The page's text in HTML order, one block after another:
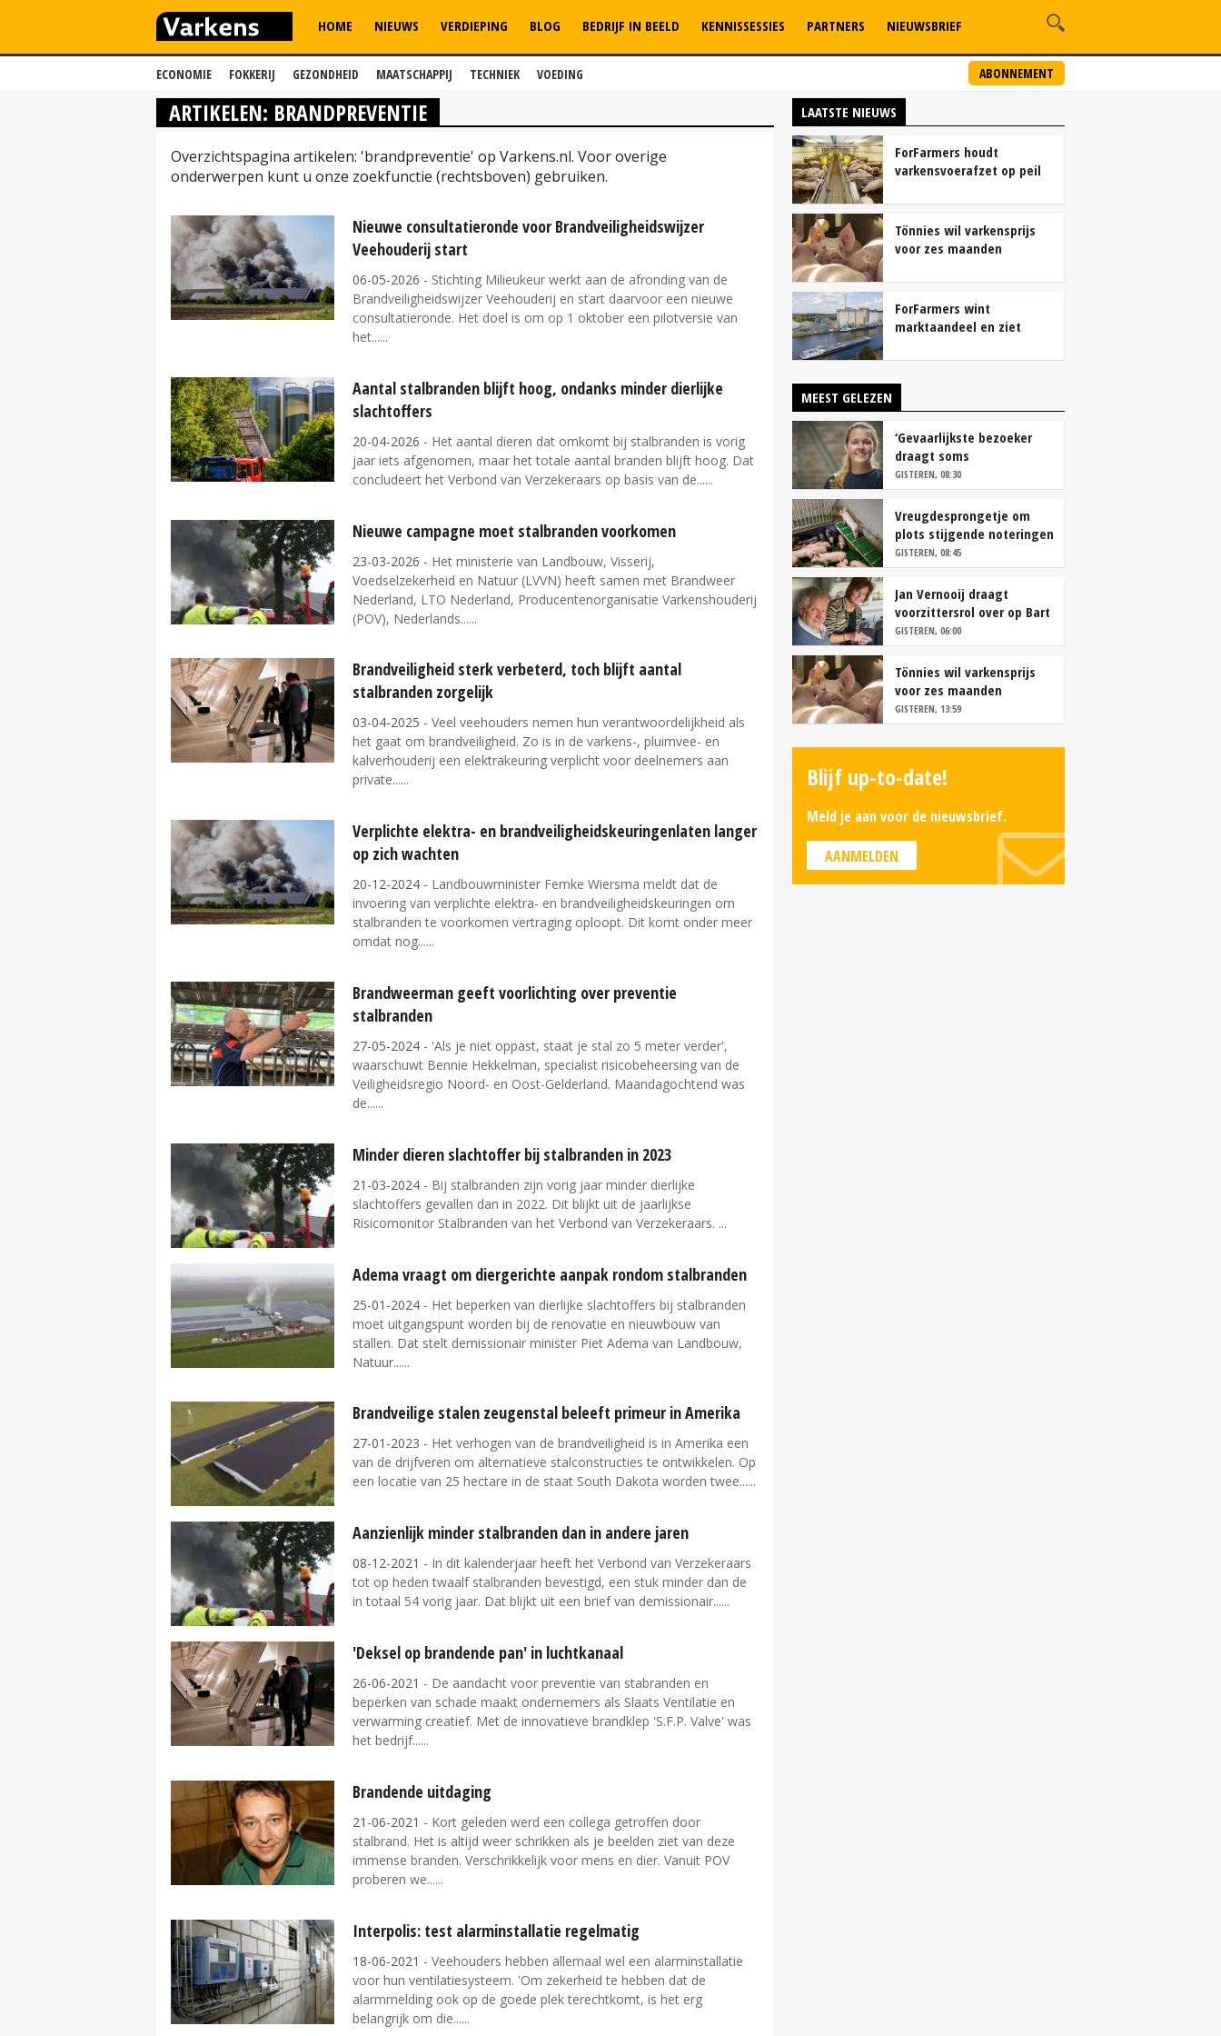
ECONOMIE FOKKERIJ GEZONDHEID MAATSCHAPPIJ TECHNIEK VOEDING ABONNEMENT
HOME NIEUWS VERDIEPING BLOG BEDRIJF IN BEELD KENNISSESSIES PARTNERS NIEUWSBRIEF
ARTIKELEN: BRANDPREVENTIE
Overzichtspagina artikelen: 'brandpreventie' op Varkens.nl. Voor overige
onderwerpen kunt u onze zoekfunctie (rechtsboven) gebruiken.
Nieuwe consultatieronde voor Brandveiligheidswijzer
Veehouderij start
06-05-2026 - Stichting Milieukeur werkt aan de afronding van de
Brandveiligheidswijzer Veehouderij en start daarvoor een nieuwe
consultatieronde. Het doel is om op 1 oktober een pilotversie van
het...
Aantal stalbranden blijft hoog, ondanks minder dierlijke
slachtoffers
20-04-2026 - Het aantal dieren dat omkomt bij stalbranden is vorig
jaar iets afgenomen, maar het totale aantal branden blijft hoog. Dat
concludeert het Verbond van Verzekeraars op basis van de...
Nieuwe campagne moet stalbranden voorkomen
23-03-2026 - Het ministerie van Landbouw, Visserij,
Voedselzekerheid en Natuur (LVVN) heeft samen met Brandweer
Nederland, LTO Nederland, Producentenorganisatie Varkenshouderij
(POV), Nederlands...
Brandveiligheid sterk verbeterd, toch blijft aantal
stalbranden zorgelijk
03-04-2025 - Veel veehouders nemen hun verantwoordelijkheid als
het gaat om brandveiligheid. Zo is in de varkens-, pluimvee- en
kalverhouderij een elektrakeuring verplicht voor deelnemers aan
private...
Verplichte elektra- en brandveiligheidskeuringenlaten langer
op zich wachten
20-12-2024 - Landbouwminister Femke Wiersma meldt dat de
invoering van verplichte elektra- en brandveiligheidskeuringen om
stalbranden te voorkomen vertraging oploopt. Dit komt onder meer
omdat nog...
Brandweerman geeft voorlichting over preventie
stalbranden
27-05-2024 - 'Als je niet oppast, staat je stal zo 5 meter verder',
waarschuwt Bennie Hekkelman, specialist risicobeheersing van de
Veiligheidsregio Noord- en Oost-Gelderland. Maandagochtend was
de...
Minder dieren slachtoffer bij stalbranden in 2023
21-03-2024 - Bij stalbranden zijn vorig jaar minder dierlijke
slachtoffers gevallen dan in 2022. Dit blijkt uit de jaarlijkse
Risicomonitor Stalbranden van het Verbond van Verzekeraars.
Adema vraagt om diergerichte aanpak rondom stalbranden
25-01-2024 - Het beperken van dierlijke slachtoffers bij stalbranden
moet uitgangspunt worden bij de renovatie en nieuwbouw van
stallen. Dat stelt demissionair minister Piet Adema van Landbouw,
Natuur...
Brandveilige stalen zeugenstal beleeft primeur in Amerika
27-01-2023 - Het verhogen van de brandveiligheid is in Amerika een
van de drijfveren om alternatieve stalconstructies te ontwikkelen. Op
een locatie van 25 hectare in de staat South Dakota worden twee...
Aanzienlijk minder stalbranden dan in andere jaren
08-12-2021 - In dit kalenderjaar heeft het Verbond van Verzekeraars
tot op heden twaalf stalbranden bevestigd, een stuk minder dan de
in totaal 54 vorig jaar. Dat blijkt uit een brief van demissionair...
'Deksel op brandende pan' in luchtkanaal
26-06-2021 - De aandacht voor preventie van stabranden en
beperken van schade maakt ondernemers als Slaats Ventilatie en
verwarming creatief. Met de innovatieve brandklep 'S.F.P. Valve' was
het bedrijf...
Brandende uitdaging
21-06-2021 - Kort geleden werd een collega getroffen door
stalbrand. Het is altijd weer schrikken als je beelden ziet van deze
immense branden. Verschrikkelijk voor mens en dier. Vanuit POV
proberen we...
Interpolis: test alarminstallatie regelmatig
18-06-2021 - Veehouders hebben allemaal wel een alarminstallatie
voor hun ventilatiesysteem. 'Om zekerheid te hebben dat de
alarmmelding ook op de goede plek terechtkomt, is het erg
belangrijk om die...
LAATSTE NIEUWS
ForFarmers houdt
varkensvoerafzet op peil
varkensstapel
Tönnies wil varkensprijs
voor zes maanden
ForFarmers wint
marktaandeel en ziet
MEEST GELEZEN
‘Gevaarlijkste bezoeker
draagt soms
overschoenen’
GISTEREN, 08:30
Vreugdesprongetje om
plots stijgende noteringen
GISTEREN, 08:45
Jan Vernooij draagt
voorzittersrol over op Bart
Camps
GISTEREN, 06:00
Tönnies wil varkensprijs
voor zes maanden
vastleggen
GISTEREN, 13:59
Blijf up-to-date!
Meld je aan voor de nieuwsbrief.
AANMELDEN